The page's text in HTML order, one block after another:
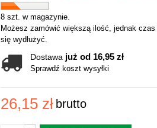
8 szt. w magazynie.
Możesz zamówić większą ilość, jednak
się wydłużyć.
Dostawa już od 16,95 zł
Sprawdź koszt wysyłki
26,15 zł brutto